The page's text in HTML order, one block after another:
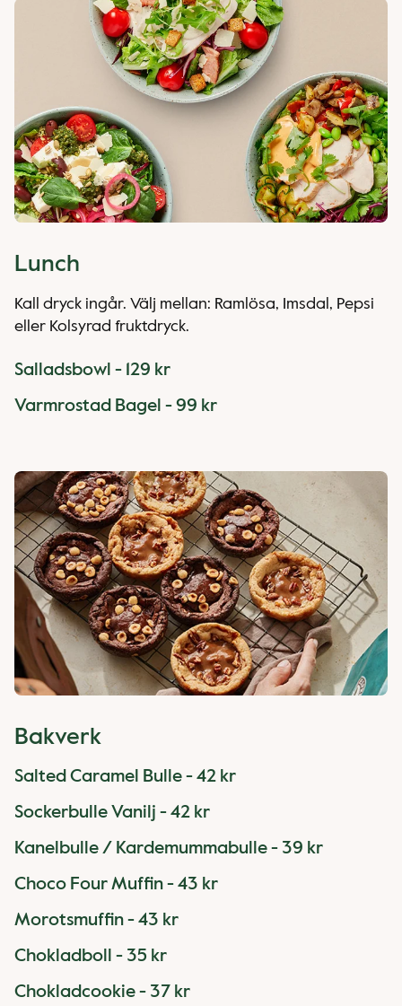
Lunch
Kall dryck ingår. Välj mellan: Ramlösa, Imsdal, Pepsi
eller Kolsyrad fruktdryck.
Salladsbowl - 129 kr
Varmrostad Bagel - 99 kr
Bakverk
Salted Caramel Bulle - 42 kr
Sockerbulle Vanilj - 42 kr
Kanelbulle / Kardemummabulle - 39 kr
Choco Four Muffin - 43 kr
Morotsmuffin - 43 kr
Chokladboll - 35 kr
Chokladcookie - 37 kr